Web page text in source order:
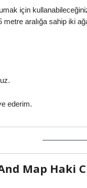
için
aralığa sahip iki
ederim.
Map Haki